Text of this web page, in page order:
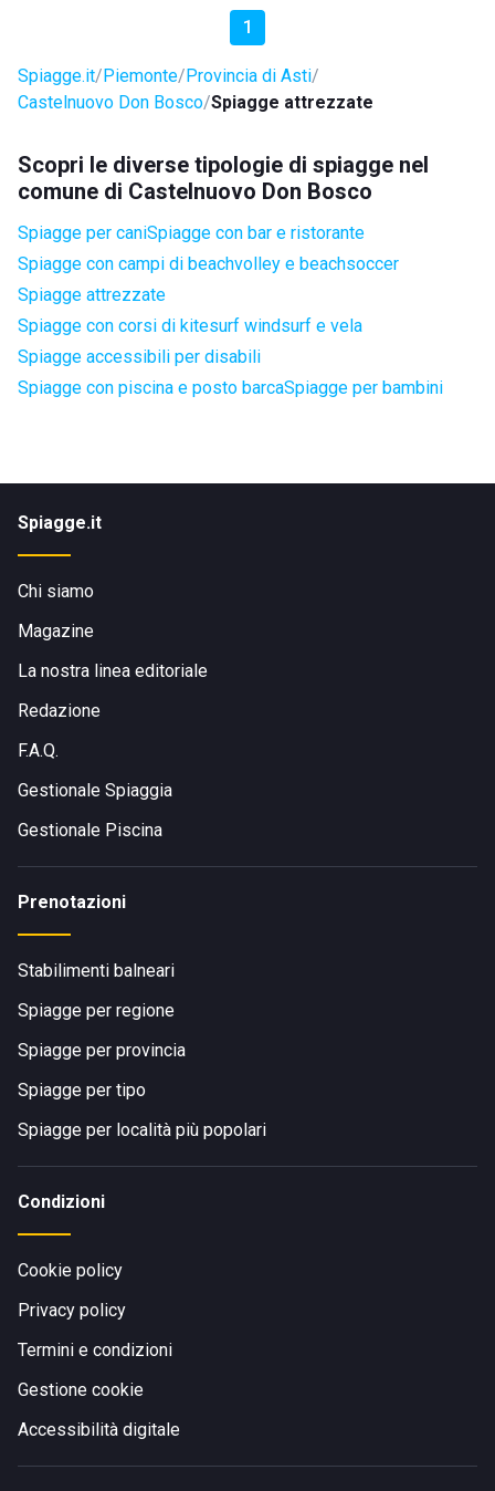
1
Spiagge.it Piemonte Provincia di Asti
Castelnuovo Don Bosco Spiagge attrezzate
Scopri le diverse tipologie di spiagge nel
comune di Castelnuovo Don Bosco
Spiagge per caniSpiagge con bar e ristorante
Spiagge con campi di beachvolley e beachsoccer
Spiagge attrezzate
Spiagge con corsi di kitesurf windsurf e vela
Spiagge accessibili per disabili
Spiagge con piscina e posto barcaSpiagge per bambini
Spiagge.it
Chi siamo
Magazine
La nostra linea editoriale
Redazione
F.A.Q.
Gestionale Spiaggia
Gestionale Piscina
Prenotazioni
Stabilimenti balneari
Spiagge per regione
Spiagge per provincia
Spiagge per tipo
Spiagge per località più popolari
Condizioni
Cookie policy
Privacy policy
Termini e condizioni
Gestione cookie
Accessibilità digitale